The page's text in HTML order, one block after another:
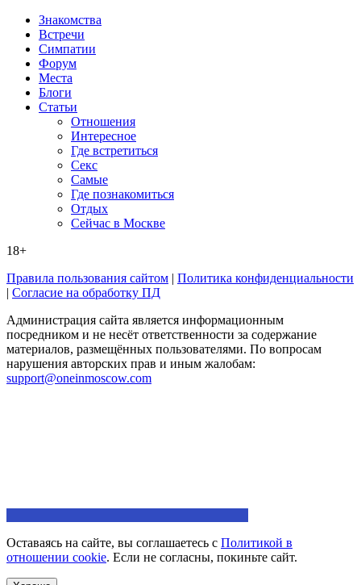
Знакомства
Встречи
Симпатии
Форум
Места
Блоги
Статьи
Отношения
Интересное
Где встретиться
Секс
Самые
Где познакомиться
Отдых
Сейчас в Москве
18+
Правила пользования сайтом | Политика конфиденциальности
| Согласие на обработку ПД
Администрация сайта является информационным
посредником и не несёт ответственности за содержание
материалов, размещённых пользователями. По вопросам
нарушения авторских прав и иным жалобам:
support@oneinmoscow.com
Оставаясь на сайте, вы соглашаетесь с Политикой в
отношении cookie. Если не согласны, покиньте сайт.